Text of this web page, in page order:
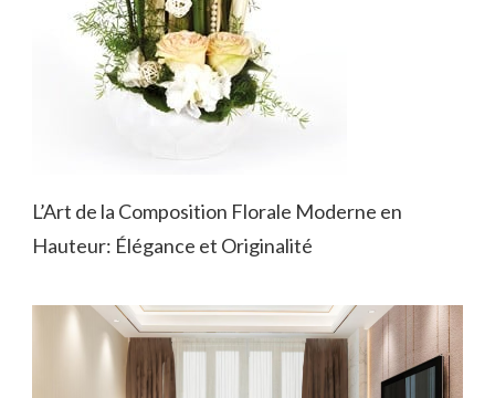
L’Art de la Composition Florale Moderne en
Hauteur: Élégance et Originalité